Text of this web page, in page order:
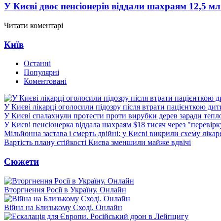
У Києві двоє пенсіонерів віддали шахраям 12,5
Читати коментарі
Київ
Останні
Популярні
Коментовані
У Києві лікарці оголосили підозру після втрати пацієнткою
У Києві спалахнули протести проти вирубки дерев заради
У Києві пенсіонерка віддала шахраям $18 тисяч через
Мільйонна застава і смерть двійні: у Києві викрили схему
Вартість плану стійкості Києва зменшили майже вдвічі
Сюжети
Вторгнення Росії в Україну. Онлайн
Війна на Близькому Сході. Онлайн